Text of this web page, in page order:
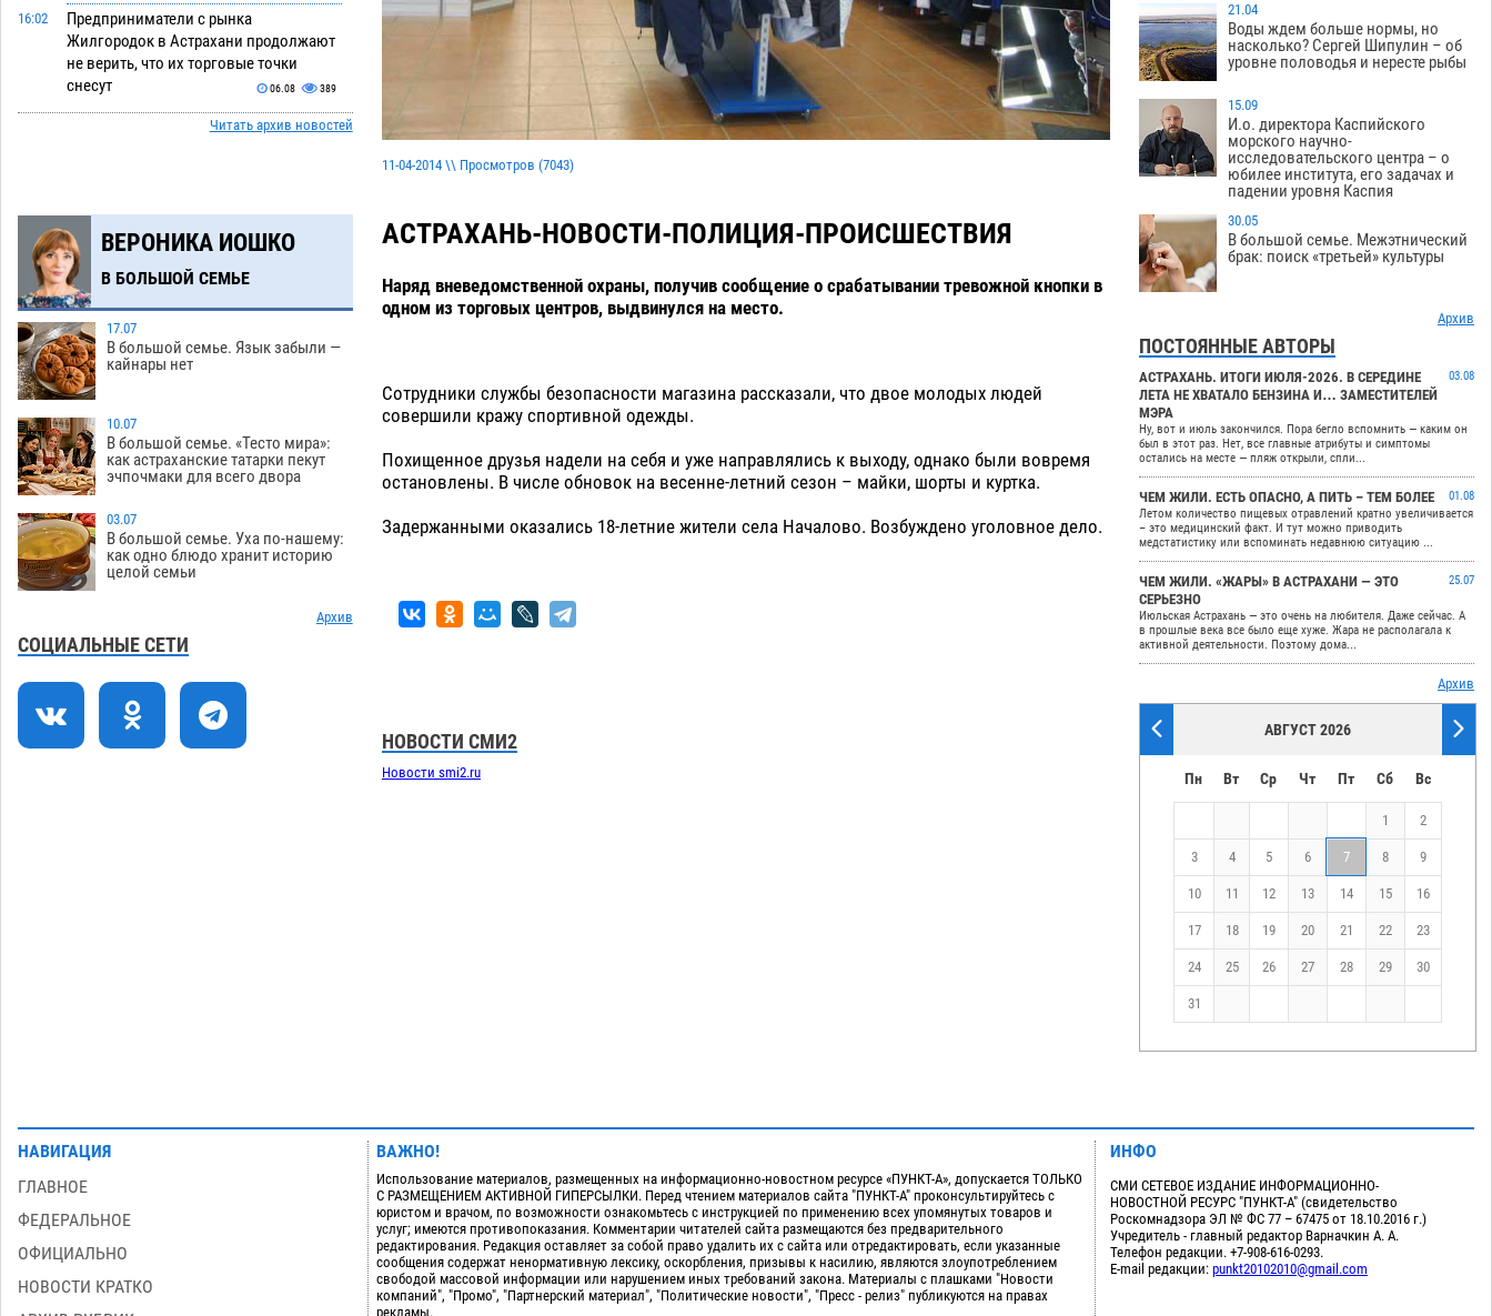
16:02
Предприниматели с рынка
Жилгородок в Астрахани продолжают
не верить, что их торговые точки
снесут
06.08 389
Ящерицу из астраханской пустыни
14:35
Буддийские святыни из Астрахани
выставили в музее Пушкина в Москве
13:50
Мэрия Астрахани переводит городские
зеленые зоны на автоматический
полив
06.08 292
13:13
Скончался второй ребенок после
пожара в Астрахани
12:49
Астраханские гандболисты с крупной
победы стартовали на Всероссийской
12:16
В астраханском селе невестка
изрешетила машину свекрови
11:45
Астраханские приставы выдворили 12
Шереметьево
11:08
Как астраханцы назвали своих детей в
июле
Читать архив новостей
ВЕРОНИКА ИОШКО
В БОЛЬШОЙ СЕМЬЕ
17.07
В большой семье. Язык забыли —
кайнары нет
10.07
В большой семье. «Тесто мира»:
как астраханские татарки пекут
эчпочмаки для всего двора
03.07
В большой семье. Уха по-нашему:
как одно блюдо хранит историю
целой семьи
Архив
СОЦИАЛЬНЫЕ СЕТИ
11-04-2014 \\ Просмотров (7043)
АСТРАХАНЬ-НОВОСТИ-ПОЛИЦИЯ-ПРОИСШЕСТВИЯ
Наряд вневедомственной охраны, получив сообщение о срабатывании тревожной кнопки в
одном из торговых центров, выдвинулся на место.
Сотрудники службы безопасности магазина рассказали, что двое молодых людей
совершили кражу спортивной одежды.
Похищенное друзья надели на себя и уже направлялись к выходу, однако были вовремя
остановлены. В числе обновок на весенне-летний сезон – майки, шорты и куртка.
Задержанными оказались 18-летние жители села Началово. Возбуждено уголовное дело.
НОВОСТИ СМИ2
Новости smi2.ru
21.04
Воды ждем больше нормы, но
насколько? Сергей Шипулин – об
уровне половодья и нересте рыбы
15.09
И.о. директора Каспийского
морского научно-
исследовательского центра – о
юбилее института, его задачах и
падении уровня Каспия
30.05
В большой семье. Межэтнический
брак: поиск «третьей» культуры
Архив
ПОСТОЯННЫЕ АВТОРЫ
АСТРАХАНЬ. ИТОГИ ИЮЛЯ-2026. В СЕРЕДИНЕ
ЛЕТА НЕ ХВАТАЛО БЕНЗИНА И… ЗАМЕСТИТЕЛЕЙ
МЭРА
03.08
Ну, вот и июль закончился. Пора бегло вспомнить — каким он
был в этот раз. Нет, все главные атрибуты и симптомы
остались на месте — пляж открыли, спли...
ЧЕМ ЖИЛИ. ЕСТЬ ОПАСНО, А ПИТЬ – ТЕМ БОЛЕЕ
01.08
Летом количество пищевых отравлений кратно увеличивается
– это медицинский факт. И тут можно приводить
медстатистику или вспоминать недавнюю ситуацию ...
ЧЕМ ЖИЛИ. «ЖАРЫ» В АСТРАХАНИ — ЭТО
СЕРЬЕЗНО
25.07
Июльская Астрахань — это очень на любителя. Даже сейчас. А
в прошлые века все было еще хуже. Жара не располагала к
активной деятельности. Поэтому дома...
Архив
АВГУСТ 2026
Пн Вт Ср Чт Пт Сб Вс
1 2
3 4 5 6 7 8 9
10 11 12 13 14 15 16
17 18 19 20 21 22 23
24 25 26 27 28 29 30
31
НАВИГАЦИЯ
ГЛАВНОЕ
ФЕДЕРАЛЬНОЕ
ОФИЦИАЛЬНО
НОВОСТИ КРАТКО
ВАЖНО!
Использование материалов, размещенных на информационно-новостном ресурсе «ПУНКТ-А», допускается ТОЛЬКО
С РАЗМЕЩЕНИЕМ АКТИВНОЙ ГИПЕРСЫЛКИ. Перед чтением материалов сайта "ПУНКТ-А" проконсультируйтесь с
юристом и врачом, по возможности ознакомьтесь с инструкцией по применению всех упомянутых товаров и
услуг; имеются противопоказания. Комментарии читателей сайта размещаются без предварительного
редактирования. Редакция оставляет за собой право удалить их с сайта или отредактировать, если указанные
сообщения содержат ненормативную лексику, оскорбления, призывы к насилию, являются злоупотреблением
свободой массовой информации или нарушением иных требований закона. Материалы с плашками "Новости
компаний", "Промо", "Партнерский материал", "Политические новости", "Пресс - релиз" публикуются на правах
рекламы.
ИНФО
СМИ СЕТЕВОЕ ИЗДАНИЕ ИНФОРМАЦИОННО-
НОВОСТНОЙ РЕСУРС "ПУНКТ-А" (свидетельство
Роскомнадзора ЭЛ № ФС 77 – 67475 от 18.10.2016 г.)
Учредитель - главный редактор Варначкин А. А.
Телефон редакции. +7-908-616-0293.
E-mail редакции: punkt20102010@gmail.com